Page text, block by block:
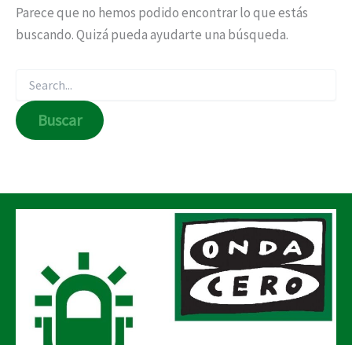
Parece que no hemos podido encontrar lo que estás
buscando. Quizá pueda ayudarte una búsqueda.